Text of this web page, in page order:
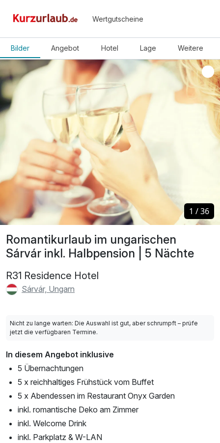
Wertgutscheine
Bilder Angebot Hotel Lage Weitere
Romantikurlaub im ungarischen
Sárvár inkl. Halbpension | 5 Nächte
R31 Residence Hotel
Sárvár, Ungarn
1 /36
1 /36
Nicht zu lange warten: Die Auswahl ist gut, aber schrumpft – prüfe
jetzt die verfügbaren Termine.
In diesem Angebot inklusive
5 Übernachtungen
5 x reichhaltiges Frühstück vom Buffet
5 x Abendessen im Restaurant Onyx Garden
inkl. romantische Deko am Zimmer
inkl. Welcome Drink
inkl. Parkplatz & W-LAN